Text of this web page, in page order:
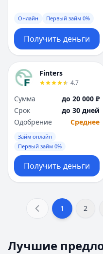
Онлайн Первый займ 0%
Получить деньги
Finters
4.7
Сумма
до 20 000 ₽
Срок
до 30 дней
Одобрение
Среднее
Займ онлайн
Первый займ 0%
Получить деньги
1 2
Лучшие